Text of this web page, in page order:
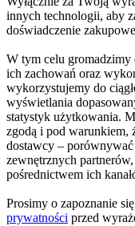
innych technologii, aby
doświadczenie
W tym celu gromadzimy
ich zachowań oraz
wykorzystujemy do
wyświetlania
statystyk użytkowania.
zgodą i pod warunkiem,
dostawcy –
zewnętrznych
pośrednictwem ich
Prosimy o zapoznanie
prywatności przed